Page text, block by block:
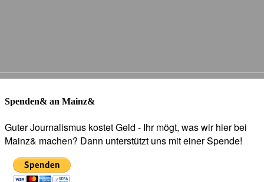
Spenden& an Mainz&
Guter Journalismus kostet Geld - Ihr mögt, was wir hier bei
Mainz& machen? Dann unterstützt uns mit einer Spende!